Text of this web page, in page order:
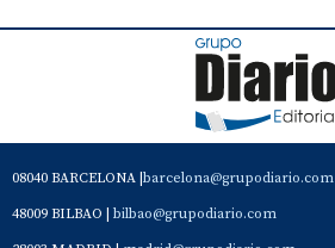
08040 BARCELONA | barcelona@grupodiario.com
48009 BILBAO | bilbao@grupodiario.com